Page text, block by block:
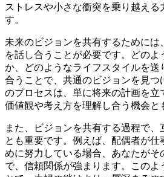
ストレスや小さな衝突を乗り越える
す。
未来のビジョンを共有するために
を話し合うことが必要です。どの
か、どのようなライフスタイルを送
合うことで、共通のビジョンを見つ
のプロセスは、単に将来の計画を立
価値観や考え方を理解し合う機会と
また、ビジョンを共有する過程で、
とも重要です。例えば、配偶者が仕
めに努力している場合、あなたがそ
で、信頼関係が強まります。このよ